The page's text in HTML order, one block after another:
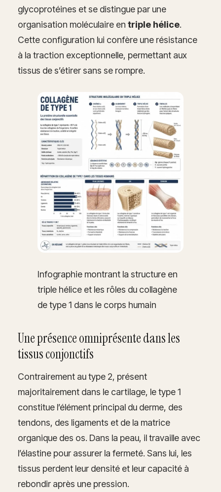
glycoprotéines et se distingue par une
organisation moléculaire en triple hélice.
Cette configuration lui confère une résistance
à la traction exceptionnelle, permettant aux
tissus de s’étirer sans se rompre.
Infographie montrant la structure en
triple hélice et les rôles du collagène
de type 1 dans le corps humain
Une présence omniprésente dans les
tissus conjonctifs
Contrairement au type 2, présent
majoritairement dans le cartilage, le type 1
constitue l’élément principal du derme, des
tendons, des ligaments et de la matrice
organique des os. Dans la peau, il travaille avec
l’élastine pour assurer la fermeté. Sans lui, les
tissus perdent leur densité et leur capacité à
rebondir après une pression.